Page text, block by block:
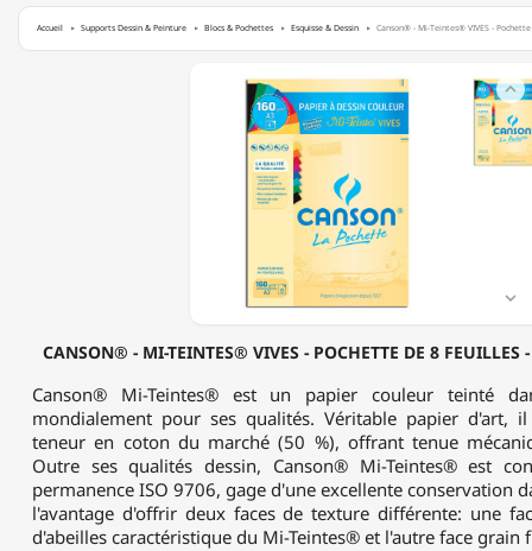
Accueil Supports Dessin & Peinture Blocs & Pochettes Esquisse & Dessin Canson® - Mi-Teintes® VIVES -
G/M²
FORMAT
A3
CANSON® - MI-TEINTES® VIVES - POCHETTE DE 8 FEUILLES


Canson® Mi-Teintes® est un papier couleur teinté
mondialement pour ses qualités. Véritable papier d'art,
teneur en coton du marché (50 %), offrant tenue
Outre ses qualités dessin, Canson® Mi-Teintes® est
permanence ISO 9706, gage d'une excellente conservation
l'avantage d'offrir deux faces de texture différente: une
d'abeilles caractéristique du Mi-Teintes® et l'autre face grain